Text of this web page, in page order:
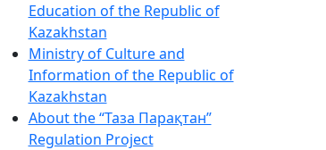
Education of the Republic of
Kazakhstan
Ministry of Culture and
Information of the Republic of
Kazakhstan
About the “Таза Парақтан”
Regulation Project